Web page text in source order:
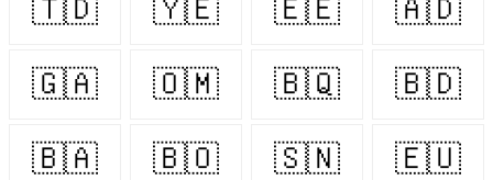
🇹🇩 🇾🇪 🇪🇪 🇦🇩
🇬🇦 🇴🇲 🇧🇶 🇧🇩
🇧🇦 🇧🇴 🇸🇳 🇪🇺